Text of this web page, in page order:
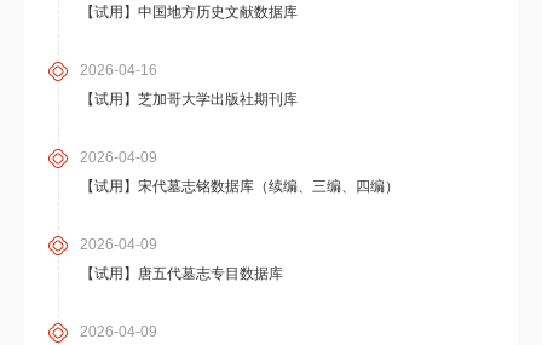
【试用】中国地方历史文献数据库
2026-04-16
【试用】芝加哥大学出版社期刊库
2026-04-09
【试用】宋代墓志铭数据库（续编、三编、四编）
2026-04-09
【试用】唐五代墓志专目数据库
2026-04-09